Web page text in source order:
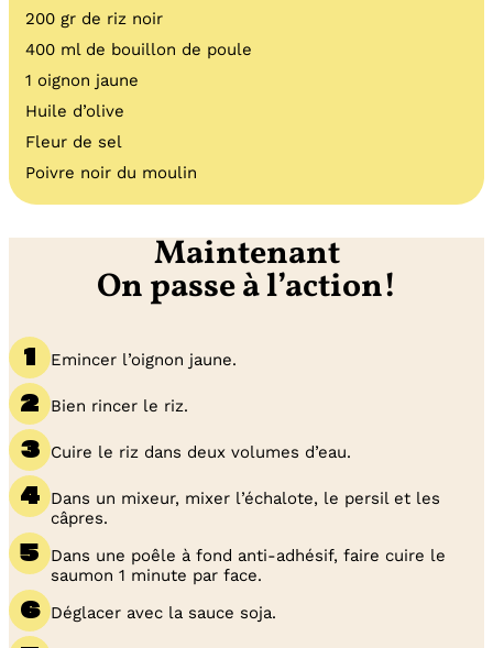
200 gr de riz noir
400 ml de bouillon de poule
1 oignon jaune
Huile d’olive
Fleur de sel
Poivre noir du moulin
Maintenant
On passe à l’action!
Emincer l’oignon jaune.
Bien rincer le riz.
Cuire le riz dans deux volumes d’eau.
Dans un mixeur, mixer l’échalote, le persil et les
câpres.
Dans une poêle à fond anti-adhésif, faire cuire le
saumon 1 minute par face.
Déglacer avec la sauce soja.